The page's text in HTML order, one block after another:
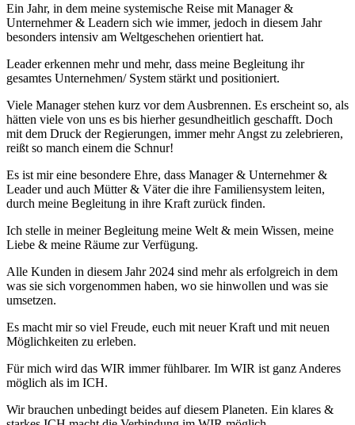
Ein Jahr, in dem meine systemische Reise mit Manager &
Unternehmer & Leadern sich wie immer, jedoch in diesem Jahr
besonders intensiv am Weltgeschehen orientiert hat.
Leader erkennen mehr und mehr, dass meine Begleitung ihr
gesamtes Unternehmen/ System stärkt und positioniert.
Viele Manager stehen kurz vor dem Ausbrennen. Es erscheint so, als
hätten viele von uns es bis hierher gesundheitlich geschafft. Doch
mit dem Druck der Regierungen, immer mehr Angst zu zelebrieren,
reißt so manch einem die Schnur!
Es ist mir eine besondere Ehre, dass Manager & Unternehmer &
Leader und auch Mütter & Väter die ihre Familiensystem leiten,
durch meine Begleitung in ihre Kraft zurück finden.
Ich stelle in meiner Begleitung meine Welt & mein Wissen, meine
Liebe & meine Räume zur Verfügung.
Alle Kunden in diesem Jahr 2024 sind mehr als erfolgreich in dem
was sie sich vorgenommen haben, wo sie hinwollen und was sie
umsetzen.
Es macht mir so viel Freude, euch mit neuer Kraft und mit neuen
Möglichkeiten zu erleben.
Für mich wird das WIR immer fühlbarer. Im WIR ist ganz Anderes
möglich als im ICH.
Wir brauchen unbedingt beides auf diesem Planeten. Ein klares &